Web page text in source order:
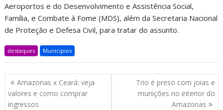
Aeroportos e do Desenvolvimento e Assistência Social,
Família, e Combate à Fome (MDS), além da Secretaria Nacional
de Proteção e Defesa Civil, para tratar do assunto.
destaques Municipios
Amazonas x Ceará: veja
valores e como comprar
ingressos
Trio é preso com joias e
munições no interior do
Amazonas